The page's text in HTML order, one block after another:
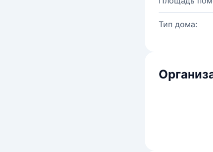
Тип дома: